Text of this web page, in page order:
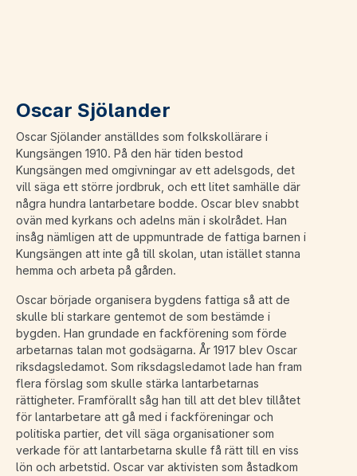
Oscar Sjölander
Oscar Sjölander anställdes som folkskollärare i
Kungsängen 1910. På den här tiden bestod
Kungsängen med omgivningar av ett adelsgods, det
vill säga ett större jordbruk, och ett litet samhälle där
några hundra lantarbetare bodde. Oscar blev snabbt
ovän med kyrkans och adelns män i skolrådet. Han
insåg nämligen att de uppmuntrade de fattiga barnen i
Kungsängen att inte gå till skolan, utan istället stanna
hemma och arbeta på gården.
Oscar började organisera bygdens fattiga så att de
skulle bli starkare gentemot de som bestämde i
bygden. Han grundade en fackförening som förde
arbetarnas talan mot godsägarna. År 1917 blev Oscar
riksdagsledamot. Som riksdagsledamot lade han fram
flera förslag som skulle stärka lantarbetarnas
rättigheter. Framförallt såg han till att det blev tillåtet
för lantarbetare att gå med i fackföreningar och
politiska partier, det vill säga organisationer som
verkade för att lantarbetarna skulle få rätt till en viss
lön och arbetstid. Oscar var aktivisten som åstadkom